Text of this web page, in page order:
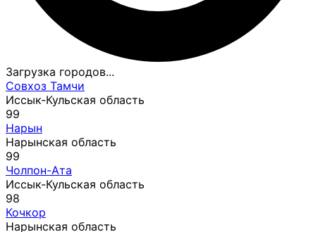
Загрузка городов...
Совхоз Тамчи
Иссык-Кульская область
99
Нарын
Нарынская область
99
Чолпон-Ата
Иссык-Кульская область
98
Кочкор
Нарынская область